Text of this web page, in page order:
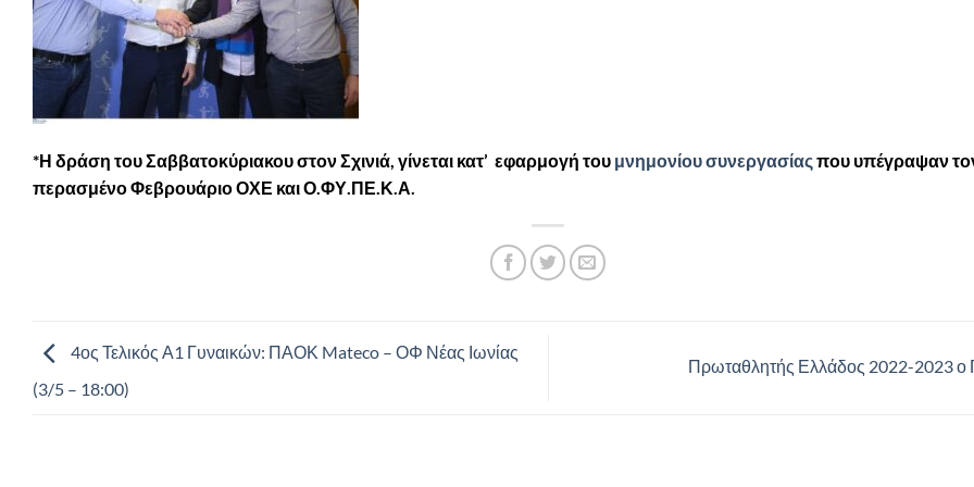
*Η δράση του Σαββατοκύριακου στον Σχινιά, γίνεται κατ’ εφαρμογή του μνημονίου συνεργασίαςπου υπέγραψαν
περασμένο Φεβρουάριο ΟΧΕ και Ο.ΦΥ.ΠΕ.Κ.Α.
4ος Τελικός Α1 Γυναικών: ΠΑΟΚ Mateco – ΟΦ Νέας Ιωνίας
(3/5 – 18:00)
Πρωταθλητής Ελλάδος 2022-2023